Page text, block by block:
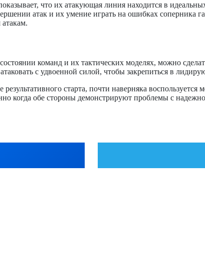
что их атакующая линия находится в
атак и их умение играть на ошибках соперника
команд и их тактических моделях, можно
с удвоенной силой, чтобы закрепиться в
старта, почти наверняка воспользуется
когда обе стороны демонстрируют проблемы с